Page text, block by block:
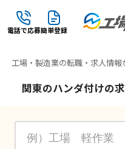
電話で応募簡単登録
工場・製造業の転職・求人情
関東のハンダ付けの